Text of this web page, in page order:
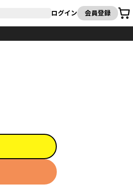
ログイン 会員登録
カート